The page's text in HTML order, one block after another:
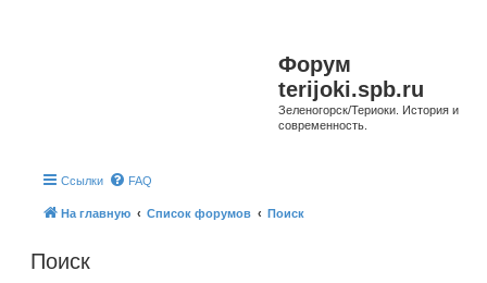
Форум
terijoki.spb.ru
Зеленогорск/Териоки. История и
современность.
Ссылки FAQ
На главную Список форумов Поиск
Поиск